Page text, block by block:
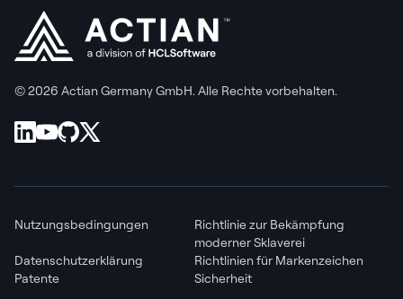
© 2026 Actian Germany GmbH. Alle Rechte vorbehalten.
Nutzungsbedingungen
Richtlinie zur Bekämpfung
moderner Sklaverei
Datenschutzerklärung
Richtlinien für Markenzeichen
Patente
Sicherheit